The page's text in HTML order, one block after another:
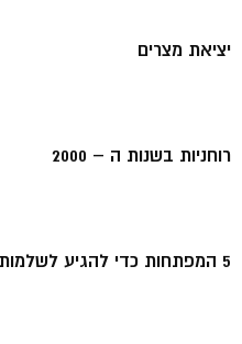
יציאת מצרים
רוחניות בשנות ה – 2000
5 המפתחות כדי להגיע לשלמות